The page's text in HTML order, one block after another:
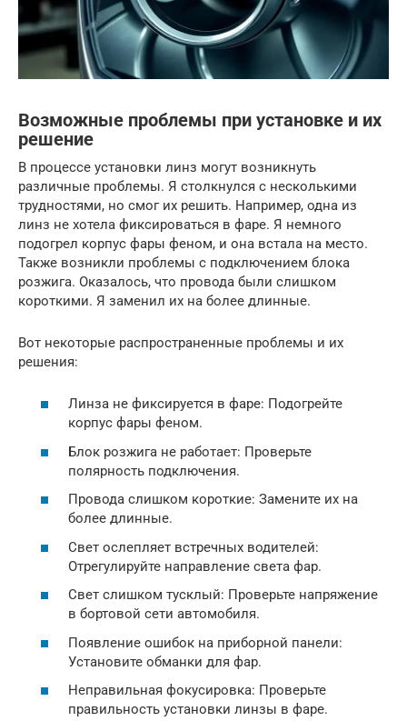
Возможные проблемы при установке и их
решение
В процессе установки линз могут возникнуть
различные проблемы. Я столкнулся с несколькими
трудностями, но смог их решить. Например, одна из
линз не хотела фиксироваться в фаре. Я немного
подогрел корпус фары феном, и она встала на место.
Также возникли проблемы с подключением блока
розжига. Оказалось, что провода были слишком
короткими. Я заменил их на более длинные.
Вот некоторые распространенные проблемы и их
решения:
Линза не фиксируется в фаре: Подогрейте
корпус фары феном.
Блок розжига не работает: Проверьте
полярность подключения.
Провода слишком короткие: Замените их на
более длинные.
Свет ослепляет встречных водителей:
Отрегулируйте направление света фар.
Свет слишком тусклый: Проверьте напряжение
в бортовой сети автомобиля.
Появление ошибок на приборной панели:
Установите обманки для фар.
Неправильная фокусировка: Проверьте
правильность установки линзы в фаре.